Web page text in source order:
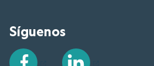
Síguenos
Facebook